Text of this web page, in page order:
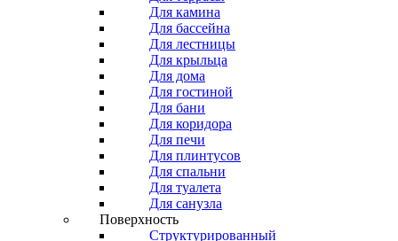
Для камина
Для бассейна
Для лестницы
Для крыльца
Для дома
Для гостиной
Для бани
Для коридора
Для печи
Для плинтусов
Для спальни
Для туалета
Для санузла
Поверхность
Структурированный